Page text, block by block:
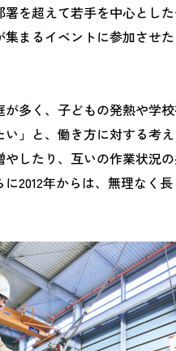
を超えて若手を中心とし
まるイベントに参加させ
多く、子どもの発熱や学
」と、働き方に対する考
したり、互いの作業状況
2012年からは、無理なく